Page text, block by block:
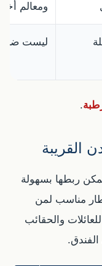
ومعالم
ليست
.
القريبة
ربطها بسهولة
مناسب لمن
والحقائب
الفندق.